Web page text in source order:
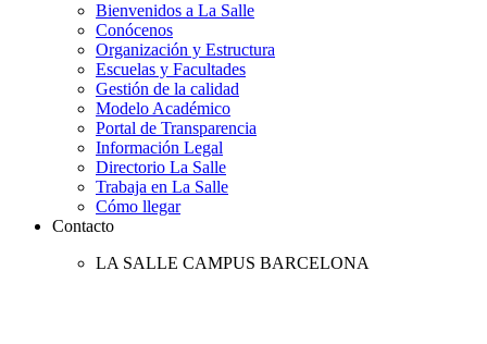
Bienvenidos a La Salle
Conócenos
Organización y Estructura
Escuelas y Facultades
Gestión de la calidad
Modelo Académico
Portal de Transparencia
Información Legal
Directorio La Salle
Trabaja en La Salle
Cómo llegar
Contacto
LA SALLE CAMPUS BARCELONA